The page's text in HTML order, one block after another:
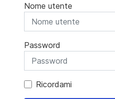
Nome utente
Password
Ricordami